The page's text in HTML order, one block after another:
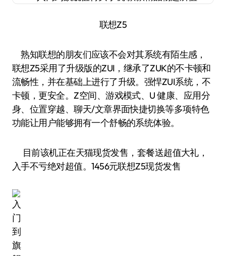
联想Z5
熟知联想的朋友们应该不会对其系统有陌生感，
联想Z5采用了升级版的ZUI，继承了ZUK的不卡顿和
流畅性，并在基础上进行了升级。强悍ZUI系统，不
卡顿，更安全。Z空间、游戏模式、U 健康、应用分
身、位置穿越、聊天/文章界面快捷切换等多项特色
功能让用户能够拥有一个舒畅的系统体验。
目前该机正在天猫现货发售，套餐送超值大礼，
入手不亏绝对超值。1456元联想Z5现货发售